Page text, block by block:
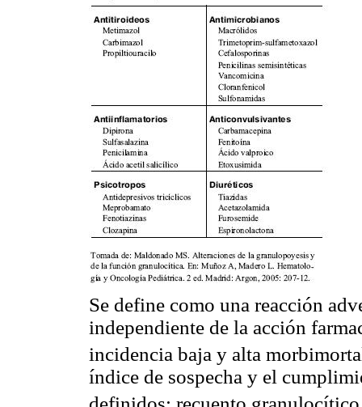
Se define como una reacción
independiente de la acción
incidencia baja y alta
índice de sospecha y el